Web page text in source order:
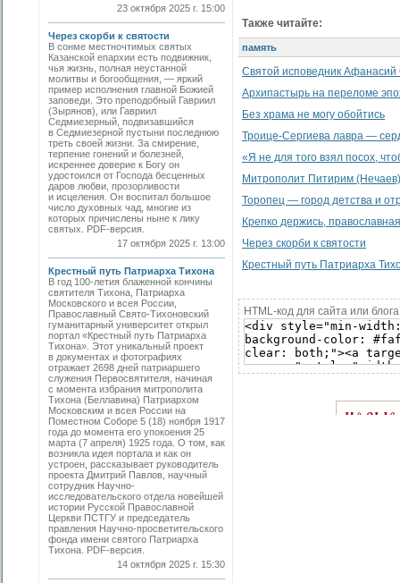
23 октября 2025 г. 15:00
Через скорби к святости
В сонме местночтимых святых
Казанской епархии есть подвижник,
чья жизнь, полная неустанной
молитвы и богообщения, — яркий
пример исполнения главной Божией
заповеди. Это преподобный Гавриил
(Зырянов), или Гавриил
Седмиезерный, подвизавшийся
в Седмиезерной пустыни последнюю
треть своей жизни. За смирение,
терпение гонений и болезней,
искреннее доверие к Богу он
удостоился от Господа бесценных
даров любви, прозорливости
и исцеления. Он воспитал большое
число духовных чад, многие из
которых причислены ныне к лику
святых. PDF-версия.
17 октября 2025 г. 13:00
Крестный путь Патриарха Тихона
В год 100-летия блаженной кончины
святителя Тихона, Патриарха
Московского и всея России,
Православный Свято-Тихоновский
гуманитарный университет открыл
портал «Крестный путь Патриарха
Тихона». Этот уникальный проект
в документах и фотографиях
отражает 2698 дней патриаршего
служения Первосвятителя, начиная
с момента избрания митрополита
Тихона (Беллавина) Патриархом
Московским и всея России на
Поместном Соборе 5 (18) ноября 1917
года до момента его упокоения 25
марта (7 апреля) 1925 года. О том, как
возникла идея портала и как он
устроен, рассказывает руководитель
проекта Дмитрий Павлов, научный
сотрудник Научно-
исследовательского отдела новейшей
истории Русской Православной
Церкви ПСТГУ и председатель
правления Научно-просветительского
фонда имени святого Патриарха
Тихона. PDF-версия.
14 октября 2025 г. 15:30
Также читайте:
память
Святой исповедник
Архипастырь на переломе
Без храма не могу обойтись
Троице-Сергиева лавра —
«Я не для того взял посох,
Митрополит Питирим
Торопец — город детства и
Крепко держись,
Через скорби к святости
Крестный путь Патриарха
HTML-код для сайта или